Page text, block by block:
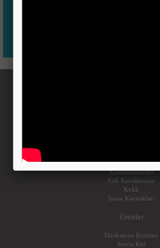
Satış Pazarlama
Konumlandırma
Etik Kurallarımız
Kvkk
İnsan Kaynakları
Ürünler
Direksiyon Kutuları
Servis Kiti